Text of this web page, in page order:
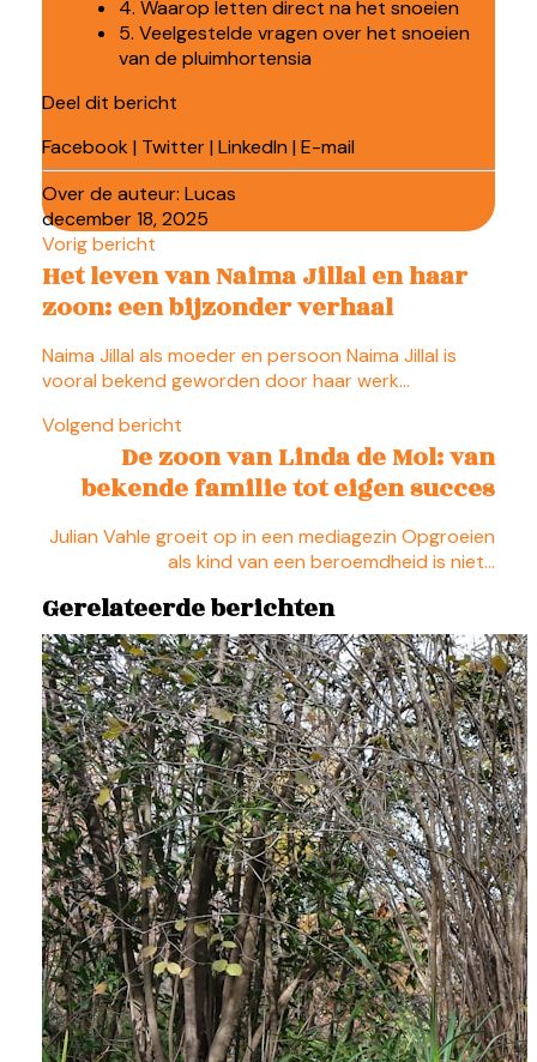
4. Waarop letten direct na het snoeien
5. Veelgestelde vragen over het snoeien
van de pluimhortensia
Deel dit bericht
Facebook| Twitter| LinkedIn | E-mail
Over de auteur: Lucas
december 18, 2025
Vorig bericht
Het leven van Naima Jillal en haar
zoon: een bijzonder verhaal
Naima Jillal als moeder en persoon Naima Jillal is
vooral bekend geworden door haar werk…
Volgend bericht
De zoon van Linda de Mol: van
bekende familie tot eigen succes
Julian Vahle groeit op in een mediagezin Opgroeien
als kind van een beroemdheid is niet…
Gerelateerde berichten